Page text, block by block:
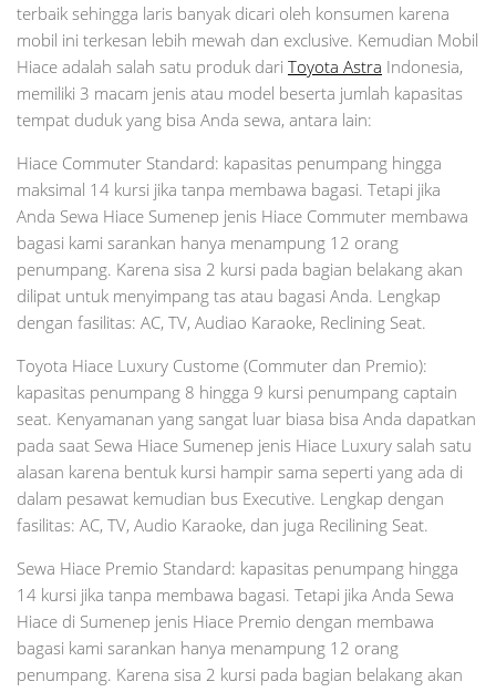
terbaik sehingga laris banyak dicari oleh konsumen karena
mobil ini terkesan lebih mewah dan exclusive. Kemudian Mobil
Hiace adalah salah satu produk dari Toyota Astra Indonesia,
memiliki 3 macam jenis atau model beserta jumlah kapasitas
tempat duduk yang bisa Anda sewa, antara lain:
Hiace Commuter Standard: kapasitas penumpang hingga
maksimal 14 kursi jika tanpa membawa bagasi. Tetapi jika
Anda Sewa Hiace Sumenep jenis Hiace Commuter membawa
bagasi kami sarankan hanya menampung 12 orang
penumpang. Karena sisa 2 kursi pada bagian belakang akan
dilipat untuk menyimpang tas atau bagasi Anda. Lengkap
dengan fasilitas: AC, TV, Audiao Karaoke, Reclining Seat.
Toyota Hiace Luxury Custome (Commuter dan Premio):
kapasitas penumpang 8 hingga 9 kursi penumpang captain
seat. Kenyamanan yang sangat luar biasa bisa Anda dapatkan
pada saat Sewa Hiace Sumenep jenis Hiace Luxury salah satu
alasan karena bentuk kursi hampir sama seperti yang ada di
dalam pesawat kemudian bus Executive. Lengkap dengan
fasilitas: AC, TV, Audio Karaoke, dan juga Recilining Seat.
Sewa Hiace Premio Standard: kapasitas penumpang hingga
14 kursi jika tanpa membawa bagasi. Tetapi jika Anda Sewa
Hiace di Sumenep jenis Hiace Premio dengan membawa
bagasi kami sarankan hanya menampung 12 orang
penumpang. Karena sisa 2 kursi pada bagian belakang akan